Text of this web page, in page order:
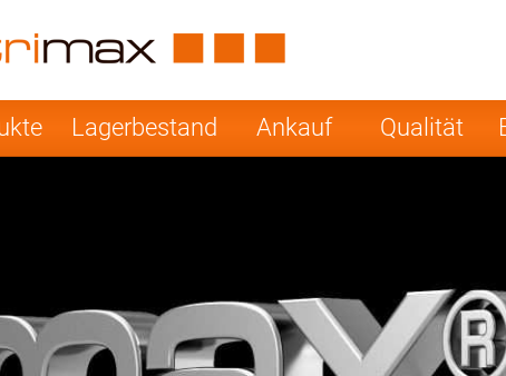
Lagerbestand Ankauf Qualität
Italy
Portugal Poland
India